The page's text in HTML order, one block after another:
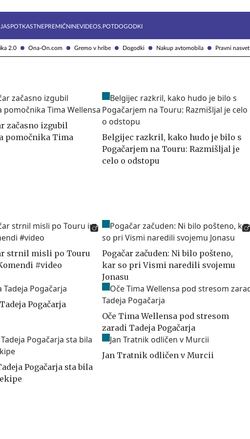
2.0 Ona-On.com Gremo v hribe Dogodki Nakup avtomobila Pravni nasvet
SPOTKASTNEPREMIČNINEVIDEOS.POTDOGODKI
začasno izgubil
pomočnika Tima
Belgijec razkril, kako hudo je bilo s
Pogačarjem na Touru: Razmišljal je
celo o odstopu
strnil misli po Touru
#video
Pogačar začuden: Ni bilo pošteno,
kar so pri Vismi naredili svojemu
Jonasu
Pogačarja
Oče Tima Wellensa pod stresom
zaradi Tadeja Pogačarja
Pogačarja sta bila
Jan Tratnik odličen v Murcii